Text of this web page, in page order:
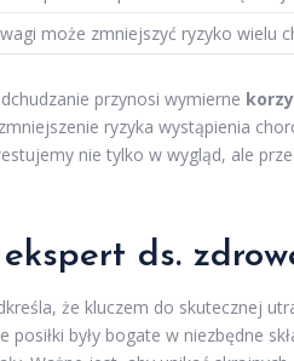
może zmniejszyć ryzyko wielu
przynosi wymierne
ryzyka wystąpienia
nie tylko w wygląd, ale
ds.
że kluczem do skutecznej
były bogate w niezbędne